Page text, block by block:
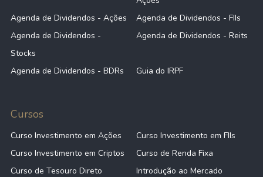
Agenda de Dividendos - Ações
Agenda de Dividendos - FIIs
Agenda de Dividendos -
Stocks
Agenda de Dividendos - Reits
Agenda de Dividendos - BDRs Guia do IRPF
Cursos
Curso Investimento em Ações
Curso Investimento em FIIs
Curso Investimento em Criptos
Curso de Renda Fixa
Curso de Tesouro Direto
Introdução ao Mercado